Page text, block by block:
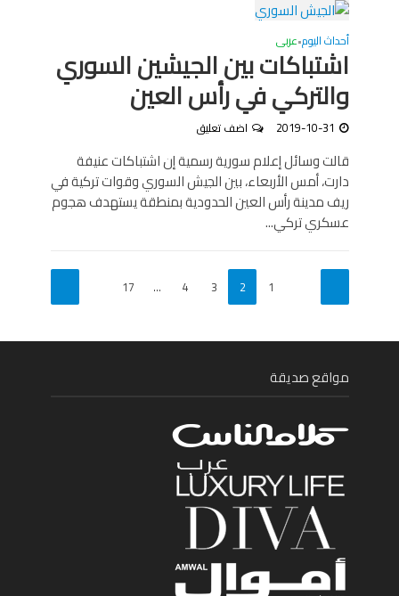
أحداث اليوم•عربى
اشتباكات بين الجيشين السوري
والتركي في رأس العين
2019-10-31 اضف تعليق
قالت وسائل إعلام سورية رسمية إن اشتباكات عنيفة
دارت، أمس الأربعاء، بين الجيش السوري وقوات تركية في
ريف مدينة رأس العين الحدودية بمنطقة يستهدف هجوم
عسكري تركي...
1
2
3
4
…
17
مواقع صديقة